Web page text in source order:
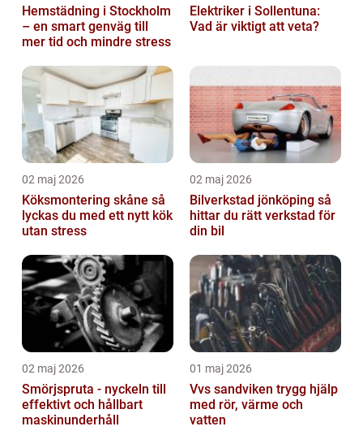
Hemstädning i Stockholm
– en smart genväg till
mer tid och mindre stress
Elektriker i Sollentuna:
Vad är viktigt att veta?
02 maj 2026
Köksmontering skåne så
lyckas du med ett nytt kök
utan stress
02 maj 2026
Bilverkstad jönköping så
hittar du rätt verkstad för
din bil
02 maj 2026
Smörjspruta - nyckeln till
effektivt och hållbart
maskinunderhåll
01 maj 2026
Vvs sandviken trygg hjälp
med rör, värme och
vatten